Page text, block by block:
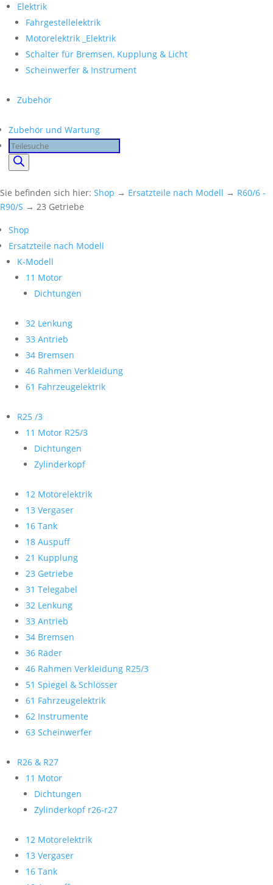
Elektrik
Fahrgestellelektrik
Motorelektrik _Elektrik
Schalter für Bremsen, Kupplung & Licht
Scheinwerfer & Instrument
Zubehör
Zubehör und Wartung
Products
search
Sie befinden sich hier: Shop → Ersatzteile nach Modell → R60/6 -
R90/S → 23 Getriebe
Shop
Ersatzteile nach Modell
K-Modell
11 Motor
Dichtungen
32 Lenkung
33 Antrieb
34 Bremsen
46 Rahmen Verkleidung
61 Fahrzeugelektrik
R25 /3
11 Motor R25/3
Dichtungen
Zylinderkopf
12 Motorelektrik
13 Vergaser
16 Tank
18 Auspuff
21 Kupplung
23 Getriebe
31 Telegabel
32 Lenkung
33 Antrieb
34 Bremsen
36 Räder
46 Rahmen Verkleidung R25/3
51 Spiegel & Schlösser
61 Fahrzeugelektrik
62 Instrumente
63 Scheinwerfer
R26 & R27
11 Motor
Dichtungen
Zylinderkopf r26-r27
12 Motorelektrik
13 Vergaser
16 Tank